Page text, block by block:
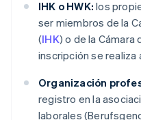
IHK o HWK: los
ser miembros de la
(IHK) o de la Cámara
inscripción se
Organización
registro en la
laborales